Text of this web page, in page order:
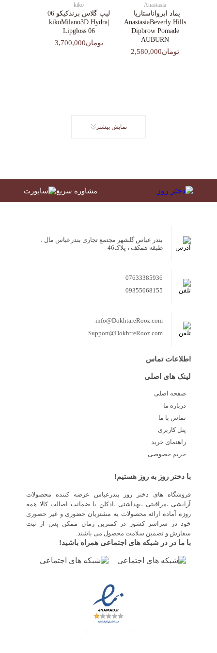
Anastasia
پماد ابرواناستازیا |
AnastasiaBeverly Hills
Dipbrow Pomade
AUBURN
تومان2,580,000
kiko
لیپ گلاس‌ برندکیکو 06
|kikoMilano3D Hydra
Lipgloss 06
تومان3,700,000
نمایش بیشتر
مشاوره سریع
بندر عباس گلشهر مجتمع تجاری بندرعباس مال ،
طبقه همکف ، پلاک46
07633385936
09355068155
info@DokhtareRooz.com
Support@DokhtreRooz.com
اطلاعات تماس
لینک های اصلی
صفحه اصلی
درباره ما
تماس با ما
پنل کاربری
راهنمای خرید
حریم خصوصی
با دختر روز به روز هستیم!
فروشگاه های دختر روز بندرعباس عرضه کننده محصولات
آرایشی ،مراقبتی ،بهداشتی ،ادکلن با ضمانت اصالت کالا همه
روزه آماده ارائه محصولات به مشتریان حضوری و غیر حضوری
خود در سراسر کشور در کمترین زمان ممکن پس از ثبت
سفارش و تضمین سلامت محصول می باشند.
با ما در در شبکه های اجتماعی همراه باشید!